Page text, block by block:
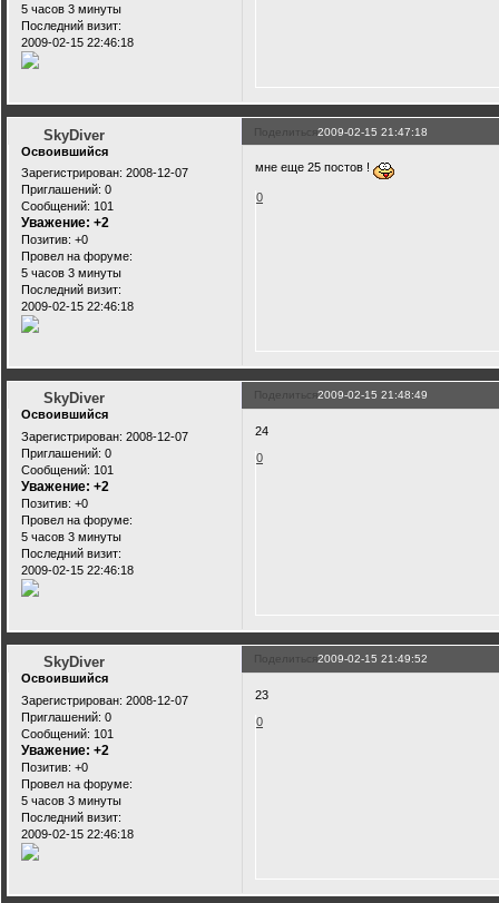
5 часов 3 минуты
Последний визит:
2009-02-15 22:46:18
Поделиться2009-02-15 21:47:18
SkyDiver
Освоившийся
Зарегистрирован: 2008-12-07
Приглашений: 0
Сообщений: 101
Уважение: +2
Позитив: +0
Провел на форуме:
5 часов 3 минуты
Последний визит:
2009-02-15 22:46:18
мне еще 25 постов !
0
Поделиться2009-02-15 21:48:49
SkyDiver
Освоившийся
Зарегистрирован: 2008-12-07
Приглашений: 0
Сообщений: 101
Уважение: +2
Позитив: +0
Провел на форуме:
5 часов 3 минуты
Последний визит:
2009-02-15 22:46:18
24
0
Поделиться2009-02-15 21:49:52
SkyDiver
Освоившийся
Зарегистрирован: 2008-12-07
Приглашений: 0
Сообщений: 101
Уважение: +2
Позитив: +0
Провел на форуме:
5 часов 3 минуты
Последний визит:
2009-02-15 22:46:18
23
0